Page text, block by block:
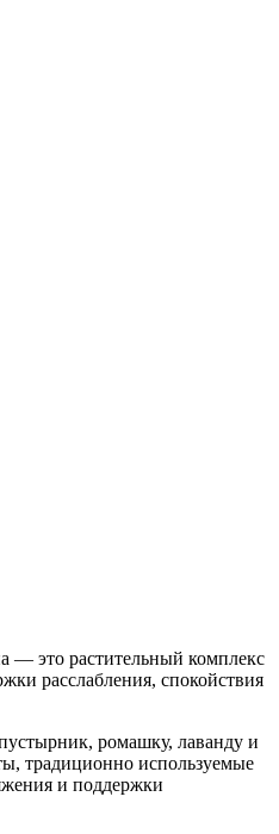
это растительный комплекс
расслабления, спокойствия
ромашку, лаванду и
традиционно используемые
и поддержки